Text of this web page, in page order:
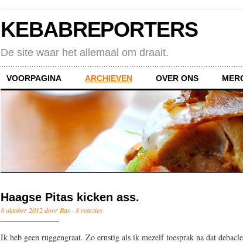
KEBABREPORTERS
De site waar het allemaal om draait.
VOORPAGINA ARCHIEVEN OVER ONS
Haagse Pitas kicken ass.
8 oktober 2012 door Bas ·8 reacties
Ik heb geen ruggengraat. Zo ernstig als ik mezelf toesprak na dat